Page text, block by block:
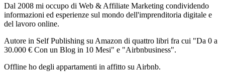
Dal 2008 mi occupo di Web & Affiliate Marketing condividendo
informazioni ed esperienze sul mondo dell'imprenditoria digitale e
del lavoro online.
Autore in Self Publishing su Amazon di quattro libri fra cui "Da 0 a
30.000 € Con un Blog in 10 Mesi" e "Airbnbusiness".
Offline ho degli appartamenti in affitto su Airbnb.